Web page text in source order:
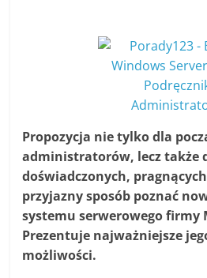
Propozycja nie tylko dla
administratorów, lecz także
doświadczonych,
przyjazny sposób poznać
systemu serwerowego firmy
Prezentuje najważniejsze
możliwości.